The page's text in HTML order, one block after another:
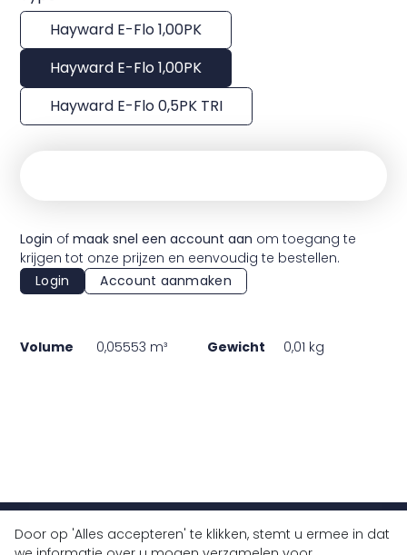
Hayward E-Flo 1,00PK
Hayward E-Flo 1,00PK
Hayward E-Flo 0,5PK TRI
Login of maak snel een account aan om toegang te
krijgen tot onze prijzen en eenvoudig te bestellen.
Login
Account aanmaken
Volume 0,05553 m³ Gewicht 0,01 kg
+32 (0)9 430 77 77
Door op 'Alles accepteren' te klikken, stemt u ermee in dat